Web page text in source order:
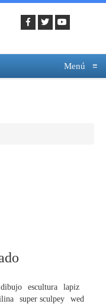
Menú ≡
dibujo escultura
lapiz
super sculpey
wed